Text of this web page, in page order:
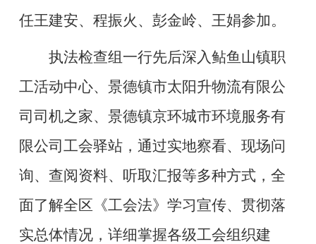
任王建安、程振火、彭金岭、王娟参加。
执法检查组一行先后深入鲇鱼山镇职
工活动中心、景德镇市太阳升物流有限公
司司机之家、景德镇京环城市环境服务有
限公司工会驿站，通过实地察看、现场问
询、查阅资料、听取汇报等多种方式，全
面了解全区《工会法》学习宣传、贯彻落
实总体情况，详细掌握各级工会组织建